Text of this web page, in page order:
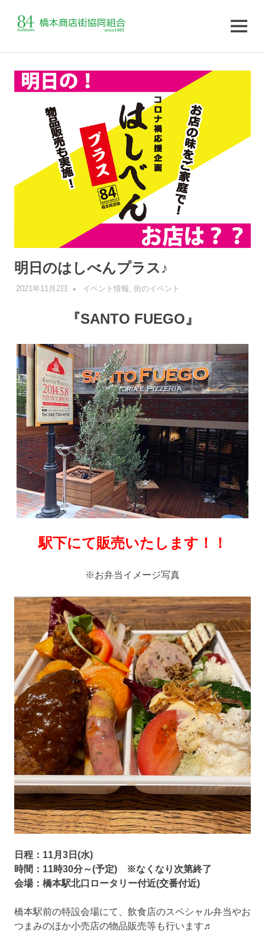
MENU
明日のはしべんプラス♪
2021年11月2日 管理者
イベント情報 街のイベント
『SANTO FUEGO』
駅下にて販売いたします！！
※お弁当イメージ写真
日程：11月3日(水)
時間：11時30分～(予定) ※なくなり次第終了
会場：橋本駅北口ロータリー付近(交番付近)
橋本駅前の特設会場にて、飲食店のスペシャル弁当やお
つまみのほか小売店の物品販売等も行います♬